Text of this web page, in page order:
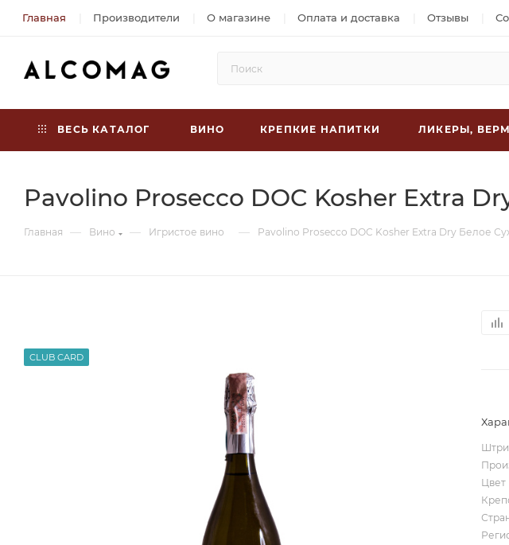
Главная Производители О магазине Оплата и доставка Отзывы
ВЕСЬ КАТАЛОГ ВИНО КРЕПКИЕ НАПИТКИ ЛИКЕРЫ,
Pavolino Prosecco DOC Kosher Extra
Главная — Вино — Игристое вино — Pavolino Prosecco DOC Kosher Extra Dry Белое
CLUB CARD
Цвет